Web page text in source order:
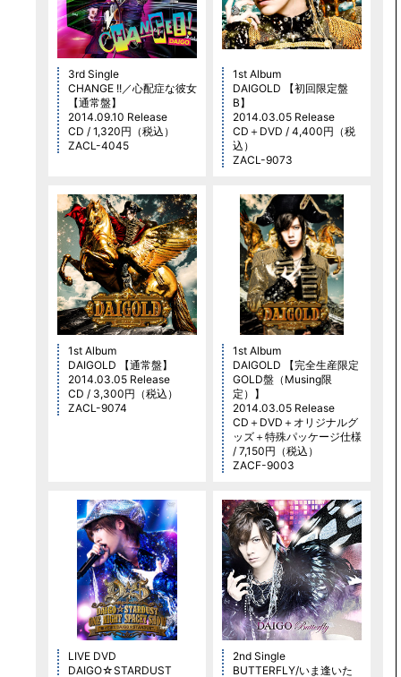
3rd Single
CHANGE !!／心配症な彼女
【通常盤】
2014.09.10 Release
CD / 1,320円（税込）
ZACL-4045
1st Album
DAIGOLD 【初回限定盤
B】
2014.03.05 Release
CD＋DVD / 4,400円（税
込）
ZACL-9073
1st Album
DAIGOLD 【通常盤】
2014.03.05 Release
CD / 3,300円（税込）
ZACL-9074
1st Album
DAIGOLD 【完全生産限定
GOLD盤（Musing限
定）】
2014.03.05 Release
CD＋DVD＋オリジナルグ
ッズ＋特殊パッケージ仕様
/ 7,150円（税込）
ZACF-9003
LIVE DVD
DAIGO☆STARDUST
2nd Single
BUTTERFLY/いま逢いた